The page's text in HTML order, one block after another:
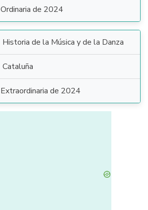
Ordinaria de 2024
Historia de la Música y de la Danza
Cataluña
Extraordinaria de 2024